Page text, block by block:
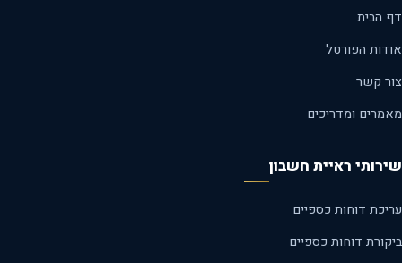
הבית
הפורטל
קשר
ומדריכים
ראיית חשבון
דוחות כספיים
דוחות כספיים